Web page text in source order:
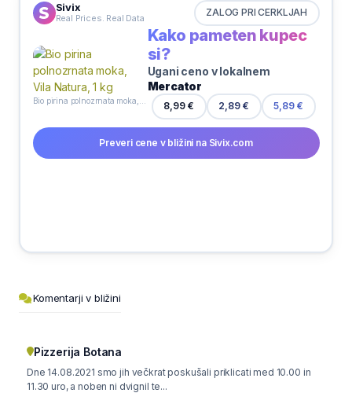
Sivix
Real Prices. Real Data ZALOG PRI CERKLJAH
Kako pameten kupec
si?
Ugani ceno v lokalnem
Mercator
8,99 € 2,89 € 5,89 €
Preveri cene v bližini na Sivix.com
Komentarji v bližini
Pizzerija Botana
Dne 14.08.2021 smo jih večkrat poskušali priklicati med 10.00 in
11.30 uro, a noben ni dvignil te...